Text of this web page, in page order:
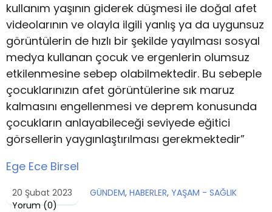
kullanım yaşının giderek düşmesi ile doğal afet
videolarının ve olayla ilgili yanlış ya da uygunsuz
görüntülerin de hızlı bir şekilde yayılması sosyal
medya kullanan çocuk ve ergenlerin olumsuz
etkilenmesine sebep olabilmektedir. Bu sebeple
çocuklarınızın afet görüntülerine sık maruz
kalmasını engellenmesi ve deprem konusunda
çocukların anlayabileceği seviyede eğitici
görsellerin yaygınlaştırılması gerekmektedir”
Ege Ece Birsel
20 Şubat 2023 GÜNDEM, HABERLER, YAŞAM - SAĞLIK
Yorum (0)